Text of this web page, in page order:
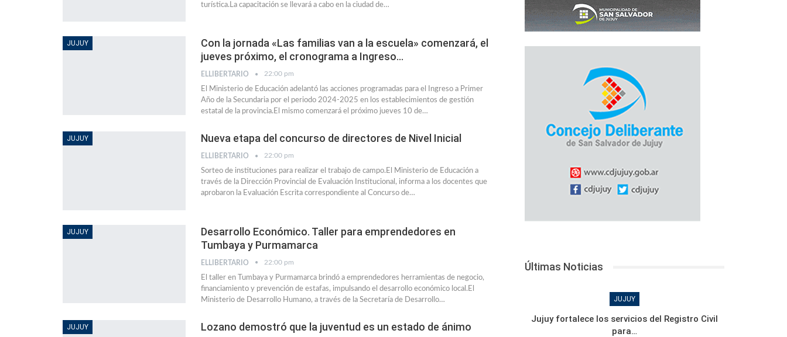
turística.La capacitación se llevará a cabo en la ciudad de…
JUJUY
Con la jornada «Las familias van a la escuela» comenzará, el
jueves próximo, el cronograma a Ingreso…
ELLIBERTARIO 22:00 pm
El Ministerio de Educación adelantó las acciones programadas para el Ingreso a Primer
Año de la Secundaria por el periodo 2024-2025 en los establecimientos de gestión
estatal de la provincia.El mismo comenzará el próximo jueves 10 de…
JUJUY Nueva etapa del concurso de directores de Nivel Inicial
ELLIBERTARIO 22:00 pm
Sorteo de instituciones para realizar el trabajo de campo.El Ministerio de Educación a
través de la Dirección Provincial de Evaluación Institucional, informa a los docentes que
aprobaron la Evaluación Escrita correspondiente al Concurso de…
JUJUY
Desarrollo Económico. Taller para emprendedores en
Tumbaya y Purmamarca
ELLIBERTARIO 22:00 pm
El taller en Tumbaya y Purmamarca brindó a emprendedores herramientas de negocio,
financiamiento y prevención de estafas, impulsando el desarrollo económico local.El
Ministerio de Desarrollo Humano, a través de la Secretaría de Desarrollo…
JUJUY Lozano demostró que la juventud es un estado de ánimo
Últimas Noticias
JUJUY
Jujuy fortalece los servicios del Registro Civil
para…